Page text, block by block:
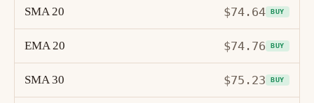
SMA 20 $74.64 BUY
EMA 20 $74.76 BUY
SMA 30 $75.23 BUY